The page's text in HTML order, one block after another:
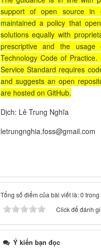
support of open source in
maintained a policy that
solutions equally with
prescriptive and the
Technology Code of
Service Standard requires
and suggests an open
are hosted on GitHub.
Dịch: Lê Trung Nghĩa
letrungnghia.foss@gmail.com
Tổng số điểm của bài viết là: 0
Click để đánh
Ý kiến bạn đọc